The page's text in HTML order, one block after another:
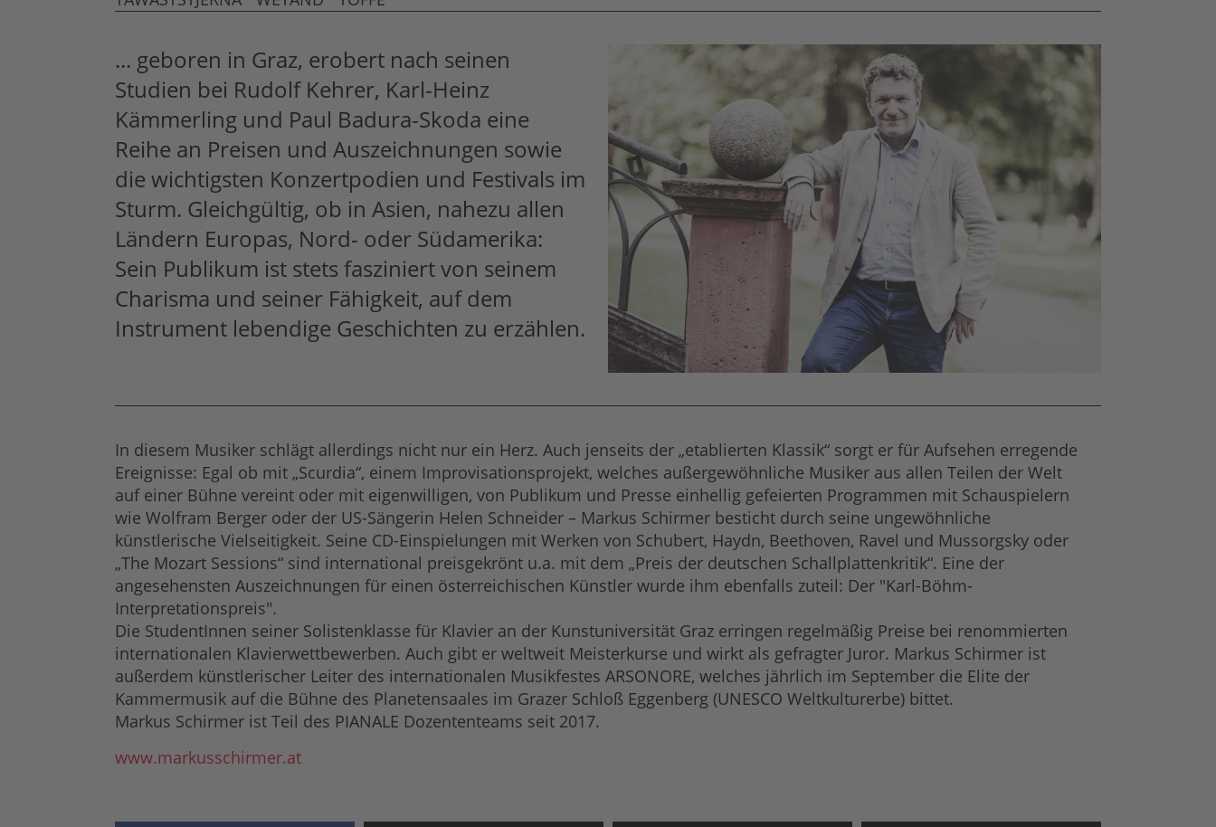
... geboren in Graz, erobert nach seinen
Studien bei Rudolf Kehrer, Karl-Heinz
Kämmerling und Paul Badura-Skoda eine
Reihe an Preisen und Auszeichnungen sowie
die wichtigsten Konzertpodien und Festivals im
Sturm. Gleichgültig, ob in Asien, nahezu allen
Ländern Europas, Nord- oder Südamerika:
Sein Publikum ist stets fasziniert von seinem
Charisma und seiner Fähigkeit, auf dem
Instrument lebendige Geschichten zu erzählen.
In diesem Musiker schlägt allerdings nicht nur ein Herz. Auch jenseits der „etablierten Klassik“ sorgt er für Aufsehen erregende
Ereignisse: Egal ob mit „Scurdia“, einem Improvisationsprojekt, welches außergewöhnliche Musiker aus allen Teilen der Welt
auf einer Bühne vereint oder mit eigenwilligen, von Publikum und Presse einhellig gefeierten Programmen mit Schauspielern
wie Wolfram Berger oder der US-Sängerin Helen Schneider – Markus Schirmer besticht durch seine ungewöhnliche
künstlerische Vielseitigkeit. Seine CD-Einspielungen mit Werken von Schubert, Haydn, Beethoven, Ravel und Mussorgsky oder
„The Mozart Sessions“ sind international preisgekrönt u.a. mit dem „Preis der deutschen Schallplattenkritik“. Eine der
angesehensten Auszeichnungen für einen österreichischen Künstler wurde ihm ebenfalls zuteil: Der "Karl-Böhm-
Interpretationspreis".
Die StudentInnen seiner Solistenklasse für Klavier an der Kunstuniversität Graz erringen regelmäßig Preise bei renommierten
internationalen Klavierwettbewerben. Auch gibt er weltweit Meisterkurse und wirkt als gefragter Juror. Markus Schirmer ist
außerdem künstlerischer Leiter des internationalen Musikfestes ARSONORE, welches jährlich im September die Elite der
Kammermusik auf die Bühne des Planetensaales im Grazer Schloß Eggenberg (UNESCO Weltkulturerbe) bittet.
Markus Schirmer ist Teil des PIANALE Dozententeams seit 2017.
www.markusschirmer.at